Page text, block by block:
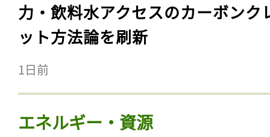
力・飲料水アクセスのカーボンク
ット方法論を刷新
1日前
エネルギー・資源